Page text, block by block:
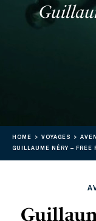
HOME VOYAGES
GUILLAUME NÉRY – FREE